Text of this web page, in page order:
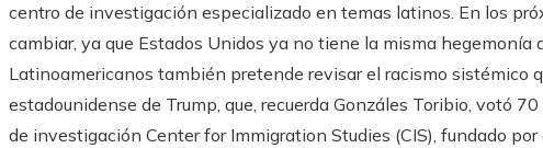
centro de investigación especializado en temas latinos. En los
cambiar, ya que Estados Unidos ya no tiene la misma hegemonía
Latinoamericanos también pretende revisar el racismo sistémico
estadounidense de Trump, que, recuerda Gonzáles Toribio, votó
de investigación Center for Immigration Studies (CIS), fundado